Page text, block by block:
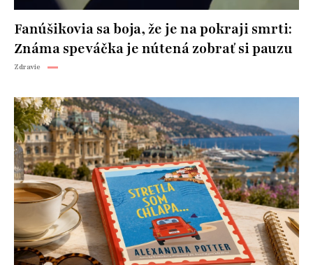
Fanúšikovia sa boja, že je na pokraji smrti:
Známa speváčka je nútená zobrať si pauzu
Zdravie